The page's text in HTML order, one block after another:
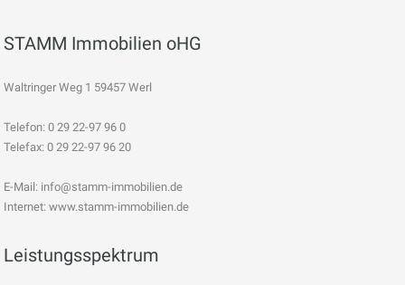
STAMM Immobilien oHG
Waltringer Weg 1 59457 Werl
Telefon: 0 29 22-97 96 0
Telefax: 0 29 22-97 96 20
E-Mail: info@stamm-immobilien.de
Internet: www.stamm-immobilien.de
Leistungsspektrum